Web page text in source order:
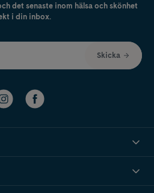
det senaste inom hälsa och skönhet
i din inbox.
Skicka